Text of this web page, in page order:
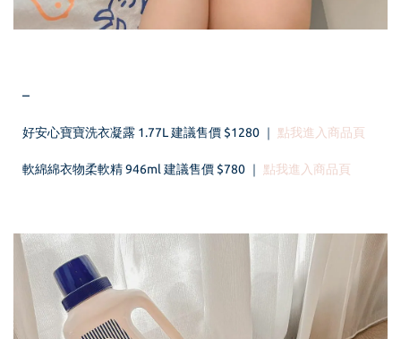
–
好安心寶寶洗衣凝露 1.77L 建議售價 $1280 ｜ 點我進入商品頁
軟綿綿衣物柔軟精946ml建議售價 $780 ｜ 點我進入商品頁